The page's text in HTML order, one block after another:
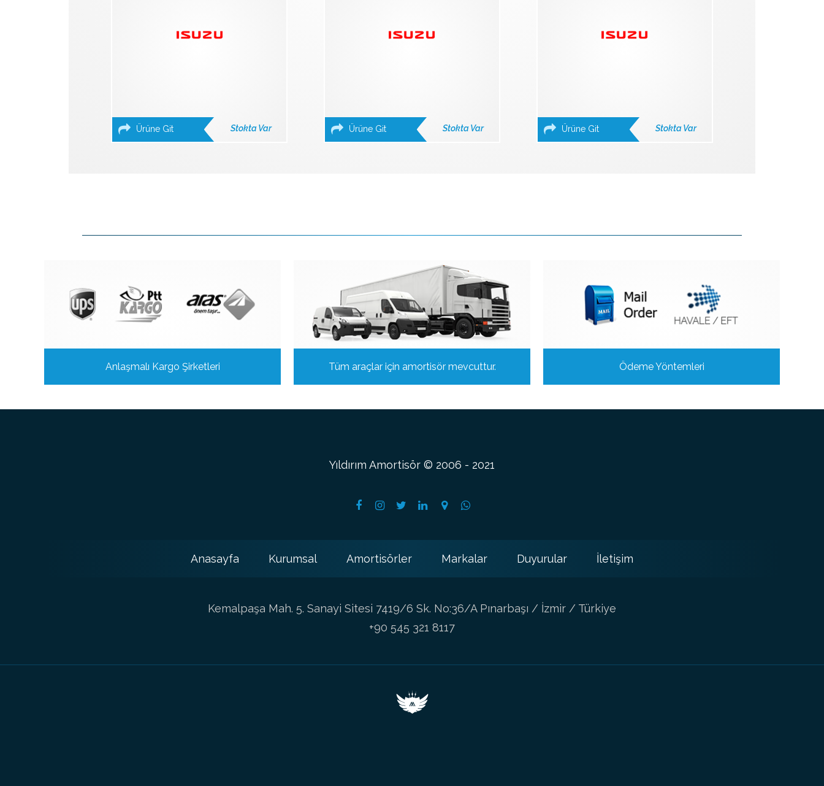
Ürüne Git Stokta Var Ürüne Git Stokta Var Ürüne Git Stokta Var
Anlaşmalı Kargo Şirketleri Tüm araçlar için amortisör mevcuttur. Ödeme Yöntemleri
Yıldırım Amortisör © 2006 - 2021
Anasayfa Kurumsal Amortisörler Markalar Duyurular İletişim
Kemalpaşa Mah. 5. Sanayi Sitesi 7419/6 Sk. No:36/A Pınarbaşı / İzmir / Türkiye
+90 545 321 8117